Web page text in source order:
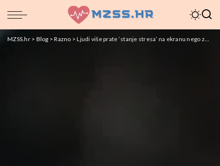
MZSS.hr> Blog >Razno >Ljudi više prate ‘stanje stresa’ na ekranu nego znakove u tijelu